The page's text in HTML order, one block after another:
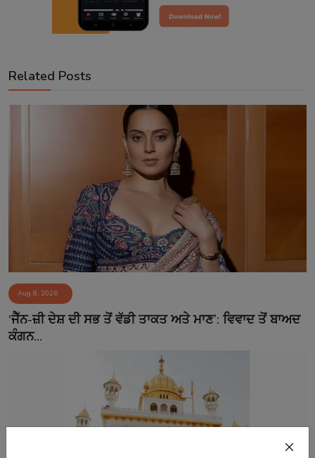
Related Posts
Aug 8, 2026
‘ਜੈੱਨ-ਜ਼ੀ ਦੇਸ਼ ਦੀ ਸਭ ਤੋਂ ਵੱਡੀ ਤਾਕਤ ਅਤੇ ਮਾਣ’: ਵਿਵਾਦ ਤੋਂ ਬਾਅਦ
ਕੰਗਨ...